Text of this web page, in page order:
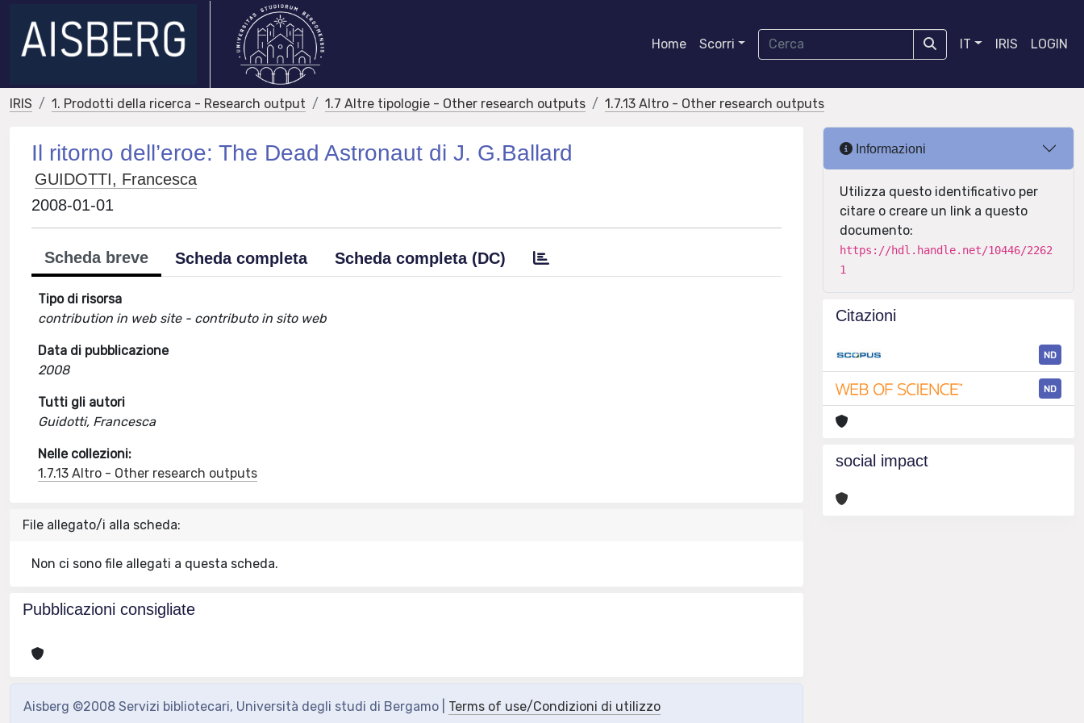
Home Scorri IT IRIS LOGIN
IRIS 1. Prodotti della ricerca - Research output 1.7 Altre tipologie - Other research outputs 1.7.13 Altro - Other research outputs
Il ritorno dell’eroe: The Dead Astronaut di J. G.Ballard
GUIDOTTI, Francesca
2008-01-01
Scheda breve Scheda completa Scheda completa (DC)
Tipo di risorsa
contribution in web site - contributo in sito web
Data di pubblicazione
2008
Tutti gli autori
Guidotti, Francesca
Nelle collezioni:
1.7.13 Altro - Other research outputs
File allegato/i alla scheda:
Non ci sono file allegati a questa scheda.
Pubblicazioni consigliate
Aisberg ©2008 Servizi bibliotecari, Università degli studi di Bergamo | Terms of use/Condizioni di utilizzo
Informazioni
Utilizza questo identificativo per
citare o creare un link a questo
documento:
https://hdl.handle.net/10446/2262
1
Citazioni
ND
ND
social impact